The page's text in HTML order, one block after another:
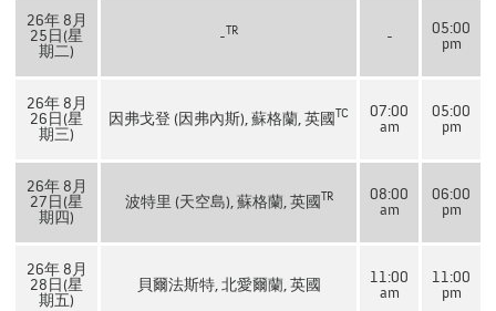
26年 8月
25日(星
期二)
- TR -
05:00
pm
26年 8月
26日(星
期三)
因弗戈登 (因弗內斯), 蘇格蘭, 英國 TC
07:00
am
05:00
pm
26年 8月
27日(星
期四)
波特里 (天空島), 蘇格蘭, 英國 TR
08:00
am
06:00
pm
26年 8月
28日(星
期五)
貝爾法斯特, 北愛爾蘭, 英國
11:00
am
11:00
pm